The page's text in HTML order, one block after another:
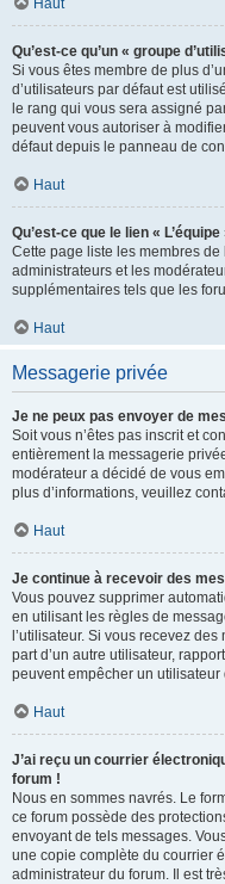
Haut
Qu’est-ce qu’un « groupe
Si vous êtes membre de plus
d’utilisateurs par défaut est
le rang qui vous sera assigné
peuvent vous autoriser à
défaut depuis le panneau de
Haut
Qu’est-ce que le lien « L’équipe
Cette page liste les membres
administrateurs et les
supplémentaires tels que les
Haut
Messagerie privée
Je ne peux pas envoyer de
Soit vous n’êtes pas inscrit et
entièrement la messagerie
modérateur a décidé de vous
plus d’informations, veuillez
Haut
Je continue à recevoir des
Vous pouvez supprimer
en utilisant les règles de
l’utilisateur. Si vous recevez
part d’un autre utilisateur,
peuvent empêcher un utilisateur
Haut
J’ai reçu un courrier
forum !
Nous en sommes navrés. Le
ce forum possède des
envoyant de tels messages.
une copie complète du courrier
administrateur du forum. Il est